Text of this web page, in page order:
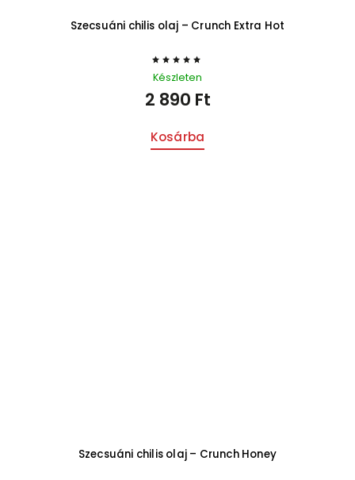
Szecsuáni chilis olaj – Crunch Extra Hot
Készleten
2 890 Ft
Kosárba
Szecsuáni chilis olaj – Crunch Honey